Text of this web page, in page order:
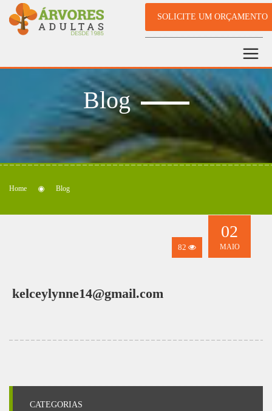
SOLICITE UM ORÇAMENTO
Blog
Home Blog
82
02
MAIO
kelceylynne14@gmail.com
CATEGORIAS